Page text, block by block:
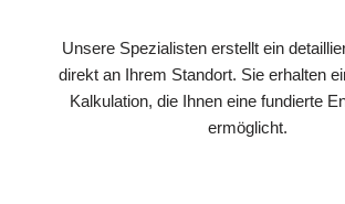
Unsere Spezialisten erstellt ein
direkt an Ihrem Standort. Sie erhalten
Kalkulation, die Ihnen eine fundierte
ermöglicht.